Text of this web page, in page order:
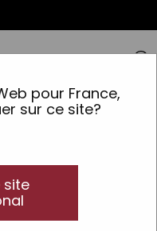
pour France,
sur ce site?
site
et Cheveux Blancs >